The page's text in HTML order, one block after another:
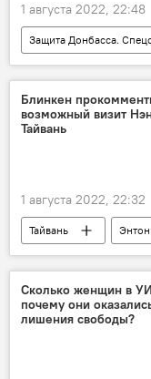
1 августа 2022, 22:48
Защита Донбасса.
Россия
Блинкен
возможный визит
Тайвань
1 августа 2022, 22:32
Тайвань
Сколько женщин в
почему они
лишения свободы?